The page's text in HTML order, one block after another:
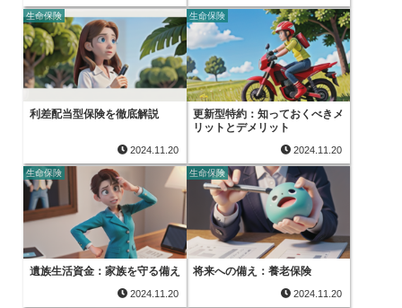
生命保険
利差配当型保険を徹底解説
2024.11.20
生命保険
更新型特約：知っておくべきメ
リットとデメリット
2024.11.20
生命保険
遺族生活資金：家族を守る備え
2024.11.20
生命保険
将来への備え：養老保険
2024.11.20